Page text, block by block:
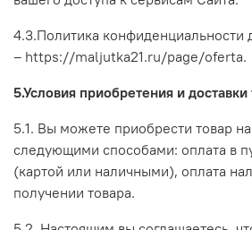
4.3.Политика конфиденциальности
– https://maljutka21.ru/page/oferta.
5.Условия приобретения и доставки
5.1. Вы можете приобрести товар
следующими способами: оплата в
(картой или наличными), оплата
получении товара.